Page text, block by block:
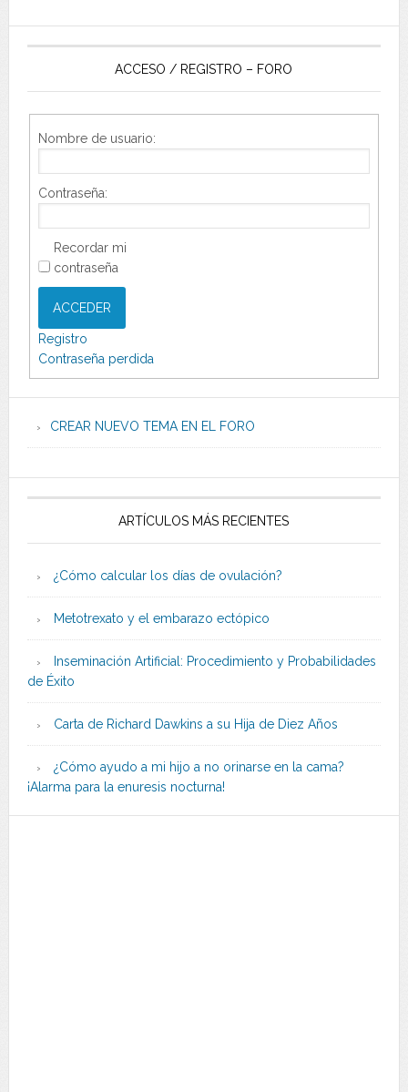
ACCESO / REGISTRO – FORO
Nombre de usuario:
Contraseña:
Recordar mi
contraseña
ACCEDER
Registro
Contraseña perdida
CREAR NUEVO TEMA EN EL FORO
ARTÍCULOS MÁS RECIENTES
¿Cómo calcular los días de ovulación?
Metotrexato y el embarazo ectópico
Inseminación Artificial: Procedimiento y Probabilidades
de Éxito
Carta de Richard Dawkins a su Hija de Diez Años
¿Cómo ayudo a mi hijo a no orinarse en la cama?
¡Alarma para la enuresis nocturna!